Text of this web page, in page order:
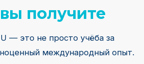
получите
— это не просто учёба за
международный опыт.